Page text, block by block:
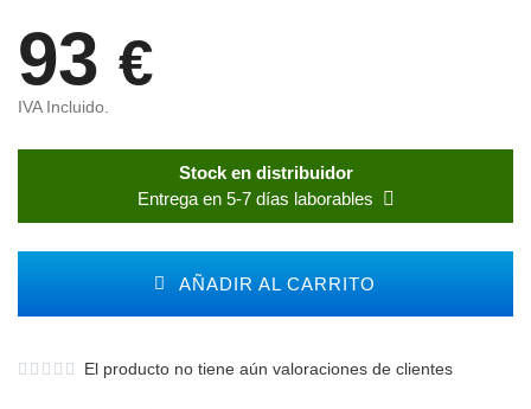
93 €
IVA Incluido.
Stock en distribuidor
Entrega en 5-7 días laborables
AÑADIR AL CARRITO
El producto no tiene aún valoraciones de clientes